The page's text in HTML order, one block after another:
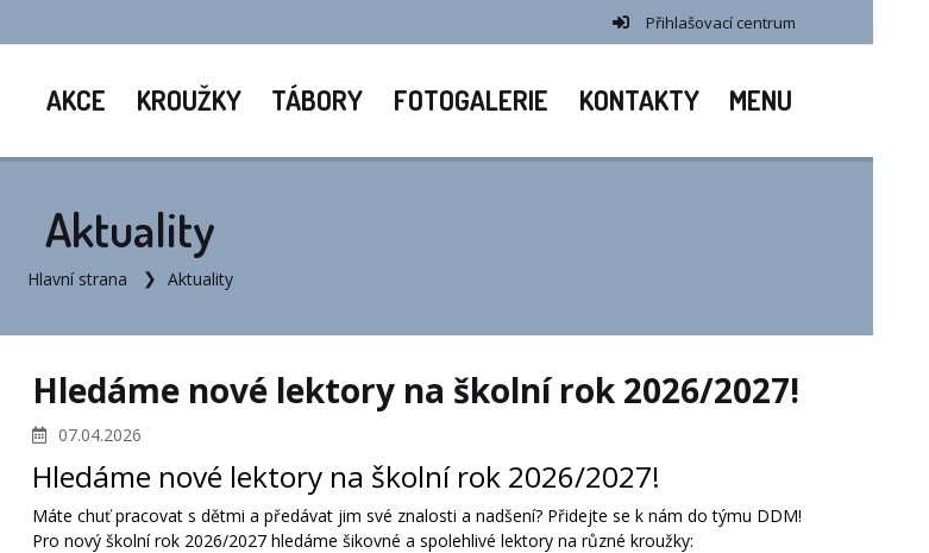
Přihlašovací centrum
AKCE KROUŽKY TÁBORY FOTOGALERIE KONTAKTY MENU
Aktuality
Hlavní strana Aktuality
Hledáme nové lektory na školní rok 2026/2027!
07.04.2026
Hledáme nové lektory na školní rok 2026/2027!
Máte chuť pracovat s dětmi a předávat jim své znalosti a nadšení? Přidejte se k nám do týmu DDM!
Pro nový školní rok 2026/2027 hledáme šikovné a spolehlivé lektory na různé kroužky: